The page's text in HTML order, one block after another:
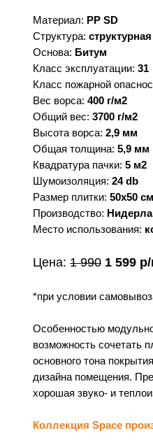
Материал: PP SD
Структура:
Основа: Битум
Класс эксплуатации: 31
Класс пожарной
Вес ворса: 400 г/м2
Общий вес: 3700 г/м2
Высота ворса: 2,9 мм
Общая толщина: 5,9 мм
Квадратура пачки: 5 м2
Шумоизоляция: 24 db
Размер плитки: 50х50 см
Производство:
Место использования:
Цена: 1 990 1 599
*при условии
Особенностью
возможность сочетать
основного тона
дизайна помещения.
хорошая звуко- и
Коллекция Space